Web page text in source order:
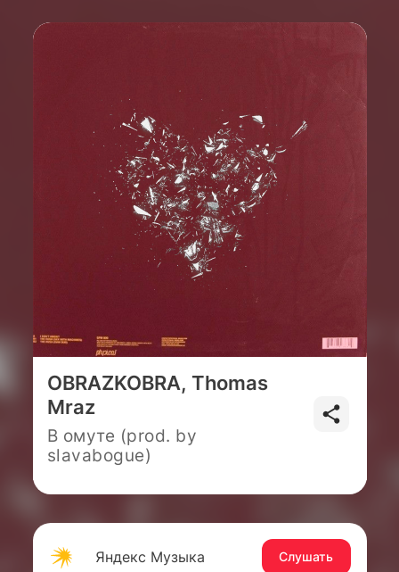
OBRAZKOBRA, Thomas
Mraz
В омуте (prod. by
slavabogue)
Яндекс Музыка Слушать